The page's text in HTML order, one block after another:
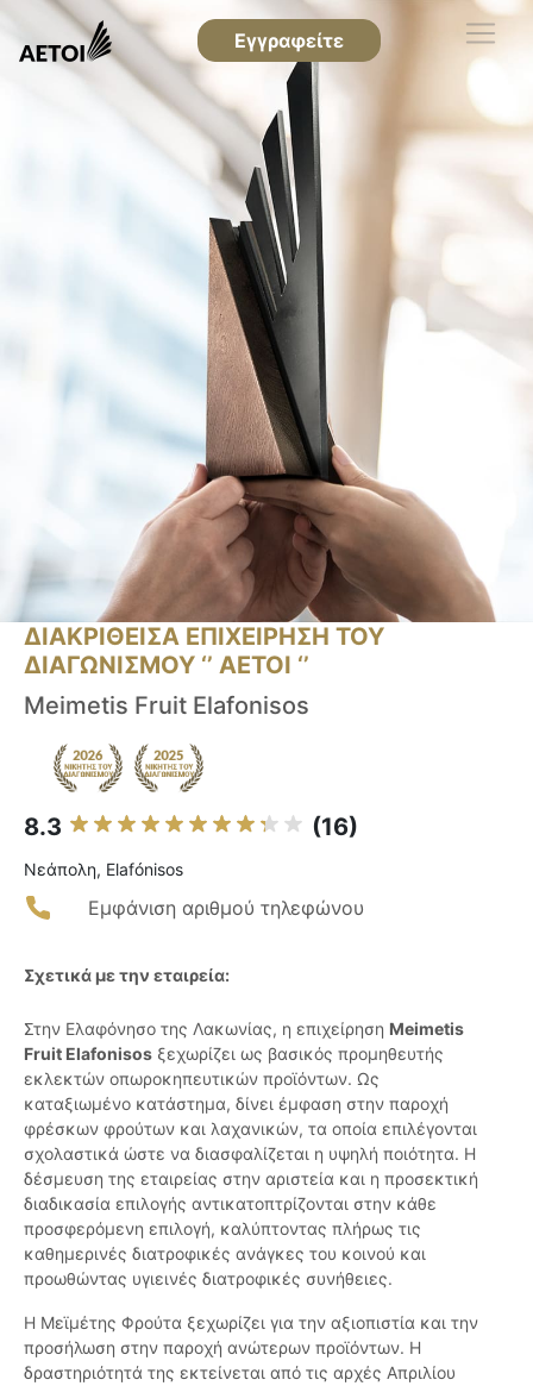
Εγγραφείτε
ΔΙΑΚΡΙΘΕΙΣΑ ΕΠΙΧΕΙΡΗΣΗ ΤΟΥ
ΔΙΑΓΩΝΙΣΜΟΥ ‘’ ΑΕΤΟΙ ‘’
Meimetis Fruit Elafonisos
8.3 (16)
Νεάπολη, Elafónisos
Εμφάνιση αριθμού τηλεφώνου
Σχετικά με την εταιρεία:
Στην Ελαφόνησο της Λακωνίας, η επιχείρηση Meimetis
Fruit Elafonisos ξεχωρίζει ως βασικός προμηθευτής
εκλεκτών οπωροκηπευτικών προϊόντων. Ως
καταξιωμένο κατάστημα, δίνει έμφαση στην παροχή
φρέσκων φρούτων και λαχανικών, τα οποία επιλέγονται
σχολαστικά ώστε να διασφαλίζεται η υψηλή ποιότητα. Η
δέσμευση της εταιρείας στην αριστεία και η προσεκτική
διαδικασία επιλογής αντικατοπτρίζονται στην κάθε
προσφερόμενη επιλογή, καλύπτοντας πλήρως τις
καθημερινές διατροφικές ανάγκες του κοινού και
προωθώντας υγιεινές διατροφικές συνήθειες.
Η Μεϊμέτης Φρούτα ξεχωρίζει για την αξιοπιστία και την
προσήλωση στην παροχή ανώτερων προϊόντων. Η
δραστηριότητά της εκτείνεται από τις αρχές Απριλίου